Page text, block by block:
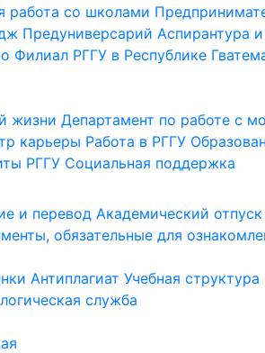
работа со школами
Предуниверсарий Аспирантура
Филиал РГГУ в Республике
жизни Департамент по работе с
карьеры Работа в РГГУ
РГГУ Социальная поддержка
и перевод Академический отпуск
обязательные для
Антиплагиат Учебная структура
служба